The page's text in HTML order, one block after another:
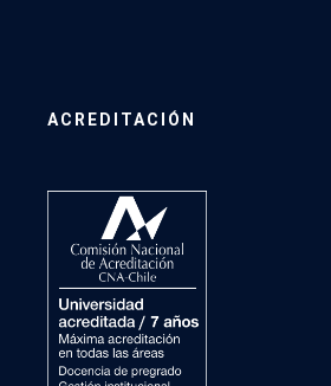
ACREDITACIÓN